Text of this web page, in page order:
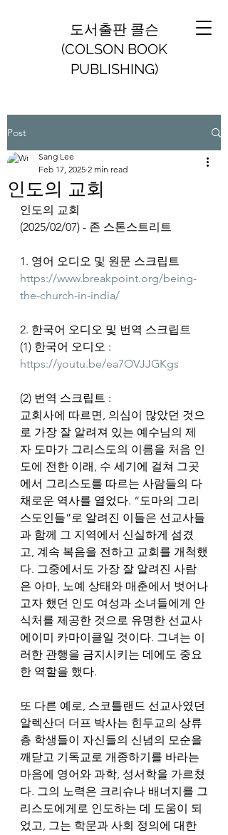
도서출판 콜슨
(COLSON BOOK
PUBLISHING)
Post
인도의 교회
Sang Lee
Feb 17, 2025 2 min read
인도의 교회
(2025/02/07) - 존 스톤스트리트
1. 영어 오디오 및 원문 스크립트
https://www.breakpoint.org/being-
the-church-in-india/
2. 한국어 오디오 및 번역 스크립트
(1) 한국어 오디오 :
https://youtu.be/ea7OVJJGKgs
(2) 번역 스크립트 :
교회사에 따르면, 의심이 많았던 것으
로 가장 잘 알려져 있는 예수님의 제
자 도마가 그리스도의 이름을 처음 인
도에 전한 이래, 수 세기에 걸쳐 그곳
에서 그리스도를 따르는 사람들의 다
채로운 역사를 열었다. “도마의 그리
스도인들”로 알려진 이들은 선교사들
과 함께 그 지역에서 신실하게 섬겼
고, 계속 복음을 전하고 교회를 개척했
다. 그중에서도 가장 잘 알려진 사람
은 아마, 노예 상태와 매춘에서 벗어나
고자 했던 인도 여성과 소녀들에게 안
식처를 제공한 것으로 유명한 선교사
에이미 카마이클일 것이다. 그녀는 이
러한 관행을 금지시키는 데에도 중요
한 역할을 했다.
또 다른 예로, 스코틀랜드 선교사였던
알렉산더 더프 박사는 힌두교의 상류
층 학생들이 자신들의 신념의 모순을
깨닫고 기독교로 개종하기를 바라는
마음에 영어와 과학, 성서학을 가르쳤
다. 그의 노력은 크리슈나 배너지를 그
리스도에게로 인도하는 데 도움이 되
었고, 그는 학문과 사회 정의에 대한